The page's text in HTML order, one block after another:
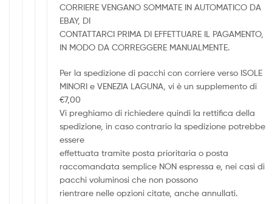
CORRIERE VENGANO SOMMATE IN AUTOMATICO DA
EBAY, DI
CONTATTARCI PRIMA DI EFFETTUARE IL PAGAMENTO,
IN MODO DA CORREGGERE MANUALMENTE.
Per la spedizione di pacchi con corriere verso ISOLE
MINORI e VENEZIA LAGUNA, vi è un supplemento di
€7,00
Vi preghiamo di richiedere quindi la rettifica della
spedizione, in caso contrario la spedizione potrebbe
essere
effettuata tramite posta prioritaria o posta
raccomandata semplice NON espressa e, nei casi di
pacchi voluminosi che non possono
rientrare nelle opzioni citate, anche annullati.